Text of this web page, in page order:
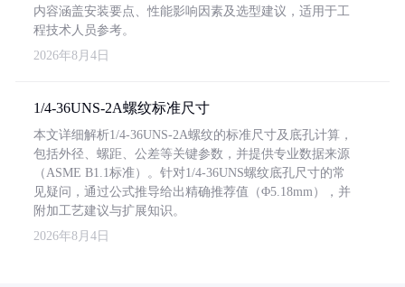
内容涵盖安装要点、性能影响因素及选型建议，适用于工
程技术人员参考。
2026年8月4日
1/4-36UNS-2A螺纹标准尺寸
本文详细解析1/4-36UNS-2A螺纹的标准尺寸及底孔计算，
包括外径、螺距、公差等关键参数，并提供专业数据来源
（ASME B1.1标准）。针对1/4-36UNS螺纹底孔尺寸的常
见疑问，通过公式推导给出精确推荐值（Φ5.18mm），并
附加工艺建议与扩展知识。
2026年8月4日